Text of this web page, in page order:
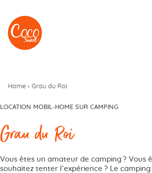
Aller au menu
Aller au contenu
Home › Grau du Roi
LOCATION MOBIL-HOME SUR CAMPING
Grau du Roi
Vous êtes un amateur de camping ? Vous
souhaitez tenter l’expérience ? Le